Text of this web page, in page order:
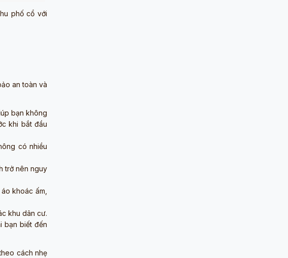
phố cổ với
an toàn và
bạn không
khi bắt đầu
có nhiều
trở nên nguy
khoác ấm,
khu dân cư.
bạn biết đến
cách nhẹ